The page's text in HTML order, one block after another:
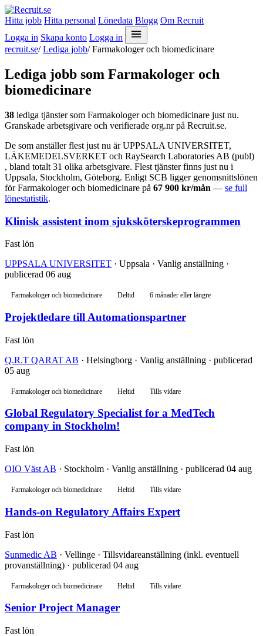
Hitta jobb Hitta personal Lönedata Blogg Om Recruit
Logga in Skapa konto Logga in
recruit.se/ Lediga jobb/ Farmakologer och biomedicinare
Lediga jobb som Farmakologer och
biomedicinare
38 lediga tjänster som Farmakologer och biomedicinare just nu.
Granskade arbetsgivare och verifierade org.nr på Recruit.se.
De som anställer flest just nu är UPPSALA UNIVERSITET,
LÄKEMEDELSVERKET och RaySearch Laboratories AB (publ)
, bland totalt 31 olika arbetsgivare. Flest tjänster finns just nu i
Uppsala, Stockholm, Göteborg. Enligt SCB ligger genomsnittslönen
för Farmakologer och biomedicinare på 67 900 kr/mån — se full
lönestatistik.
Klinisk assistent inom sjuksköterskeprogrammen
Fast lön
UPPSALA UNIVERSITET · Uppsala · Vanlig anställning ·
publicerad 06 aug
Farmakologer och biomedicinare Deltid 6 månader eller längre
Projektledare till Automationspartner
Fast lön
Q.R.T QARAT AB · Helsingborg · Vanlig anställning · publicerad
05 aug
Farmakologer och biomedicinare Heltid Tills vidare
Global Regulatory Specialist for a MedTech
company in Stockholm!
Fast lön
OIO Väst AB · Stockholm · Vanlig anställning · publicerad 04 aug
Farmakologer och biomedicinare Heltid Tills vidare
Hands-on Regulatory Affairs Expert
Fast lön
Sunmedic AB · Vellinge · Tillsvidareanställning (inkl. eventuell
provanställning) · publicerad 04 aug
Farmakologer och biomedicinare Heltid Tills vidare
Senior Project Manager
Fast lön